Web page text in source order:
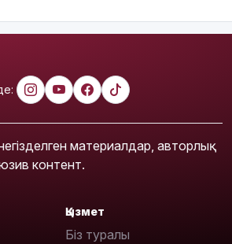
материалдар, авторлық
контент.
Қызмет
Біз туралы